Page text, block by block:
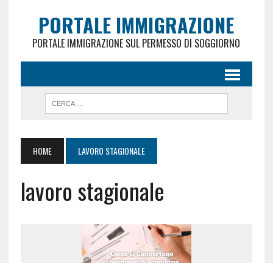
PORTALE IMMIGRAZIONE
PORTALE IMMIGRAZIONE SUL PERMESSO DI SOGGIORNO
HOME LAVORO STAGIONALE
lavoro stagionale